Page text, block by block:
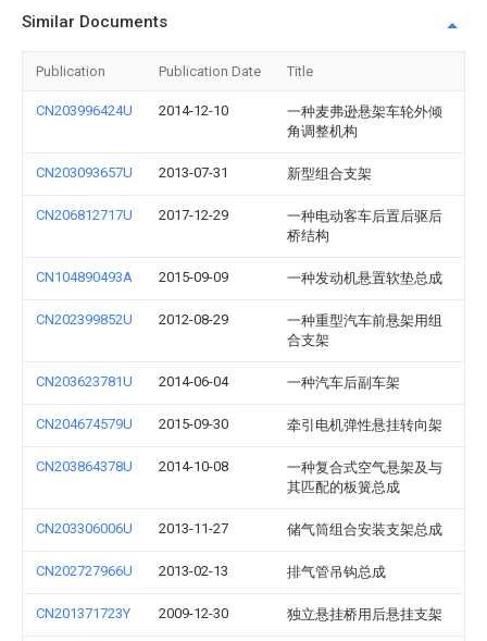
Similar Documents
Publication Publication Date Title
CN203996424U 2014-12-10
一种麦弗逊悬架车轮外倾
角调整机构
CN203093657U 2013-07-31 新型组合支架
CN206812717U 2017-12-29
一种电动客车后置后驱后
桥结构
CN104890493A 2015-09-09 一种发动机悬置软垫总成
CN202399852U 2012-08-29
一种重型汽车前悬架用组
合支架
CN203623781U 2014-06-04 一种汽车后副车架
CN204674579U 2015-09-30 牵引电机弹性悬挂转向架
CN203864378U 2014-10-08
一种复合式空气悬架及与
其匹配的板簧总成
CN203306006U 2013-11-27 储气筒组合安装支架总成
CN202727966U 2013-02-13 排气管吊钩总成
CN201371723Y 2009-12-30 独立悬挂桥用后悬挂支架